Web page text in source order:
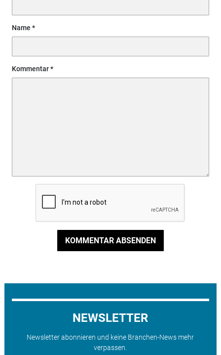
Name
Kommentar
KOMMENTAR ABSENDEN
NEWSLETTER
Newsletter abonnieren und keine Branchen-News mehr
verpassen.